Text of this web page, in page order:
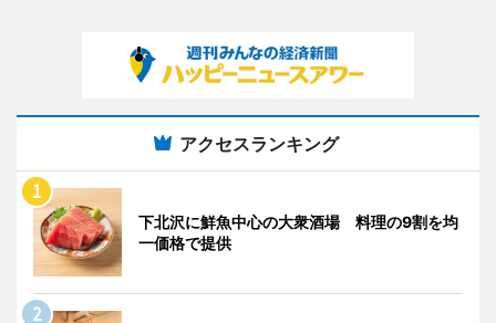
アクセスランキング
下北沢に鮮魚中心の大衆酒場 料理の9割を均
一価格で提供